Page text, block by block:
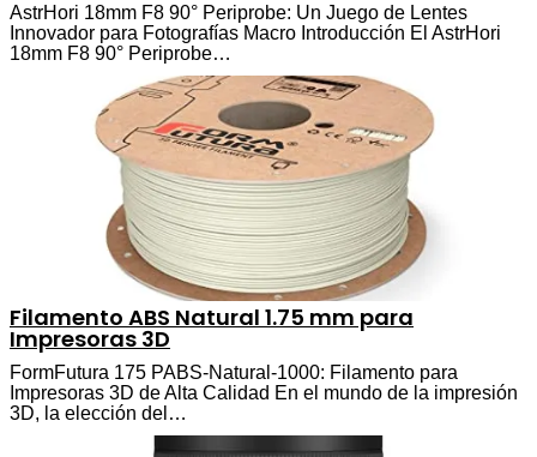
AstrHori 18mm F8 90° Periprobe: Un Juego de Lentes
Innovador para Fotografías Macro Introducción El AstrHori
18mm F8 90° Periprobe…
Filamento ABS Natural 1.75 mm para
Impresoras 3D
FormFutura 175 PABS-Natural-1000: Filamento para
Impresoras 3D de Alta Calidad En el mundo de la impresión
3D, la elección del…